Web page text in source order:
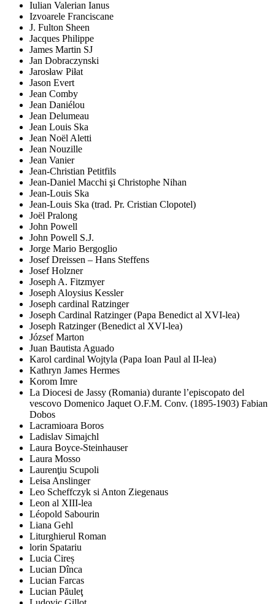
Iulian Valerian Ianus
Izvoarele Franciscane
J. Fulton Sheen
Jacques Philippe
James Martin SJ
Jan Dobraczynski
Jarosław Piłat
Jason Evert
Jean Comby
Jean Daniélou
Jean Delumeau
Jean Louis Ska
Jean Noël Aletti
Jean Nouzille
Jean Vanier
Jean-Christian Petitfils
Jean-Daniel Macchi şi Christophe Nihan
Jean-Louis Ska
Jean-Louis Ska (trad. Pr. Cristian Clopotel)
Joël Pralong
John Powell
John Powell S.J.
Jorge Mario Bergoglio
Josef Dreissen – Hans Steffens
Josef Holzner
Joseph A. Fitzmyer
Joseph Aloysius Kessler
Joseph cardinal Ratzinger
Joseph Cardinal Ratzinger (Papa Benedict al XVI-lea)
Joseph Ratzinger (Benedict al XVI-lea)
József Marton
Juan Bautista Aguado
Karol cardinal Wojtyla (Papa Ioan Paul al II-lea)
Kathryn James Hermes
Korom Imre
La Diocesi de Jassy (Romania) durante l’episcopato del
vescovo Domenico Jaquet O.F.M. Conv. (1895-1903) Fabian
Dobos
Lacramioara Boros
Ladislav Simajchl
Laura Boyce-Steinhauser
Laura Mosso
Laurenţiu Scupoli
Leisa Anslinger
Leo Scheffczyk si Anton Ziegenaus
Leon al XIII-lea
Léopold Sabourin
Liana Gehl
Liturghierul Roman
lorin Spatariu
Lucia Cireș
Lucian Dînca
Lucian Farcas
Lucian Păuleţ